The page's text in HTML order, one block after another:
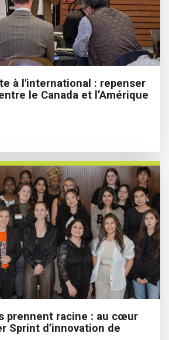
à l'international : repenser
le Canada et l’Amérique
prennent racine : au cœur
Sprint d’innovation de